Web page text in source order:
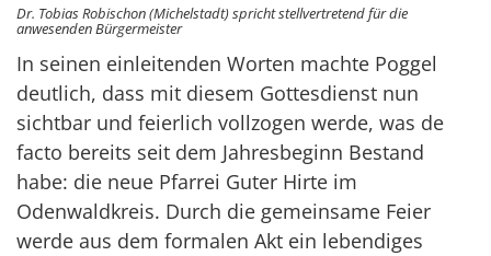
Dr. Tobias Robischon (Michelstadt) spricht stellvertretend für die
anwesenden Bürgermeister
In seinen einleitenden Worten machte Poggel
deutlich, dass mit diesem Gottesdienst nun
sichtbar und feierlich vollzogen werde, was de
facto bereits seit dem Jahresbeginn Bestand
habe: die neue Pfarrei Guter Hirte im
Odenwaldkreis. Durch die gemeinsame Feier
werde aus dem formalen Akt ein lebendiges